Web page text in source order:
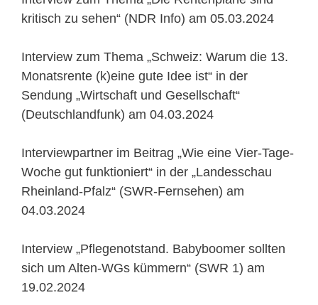
kritisch zu sehen“ (NDR Info) am 05.03.2024
Interview zum Thema „Schweiz: Warum die 13.
Monatsrente (k)eine gute Idee ist“ in der
Sendung „Wirtschaft und Gesellschaft“
(Deutschlandfunk) am 04.03.2024
Interviewpartner im Beitrag „Wie eine Vier-Tage-
Woche gut funktioniert“ in der „Landesschau
Rheinland-Pfalz“ (SWR-Fernsehen) am
04.03.2024
Interview „Pflegenotstand. Babyboomer sollten
sich um Alten-WGs kümmern“ (SWR 1) am
19.02.2024